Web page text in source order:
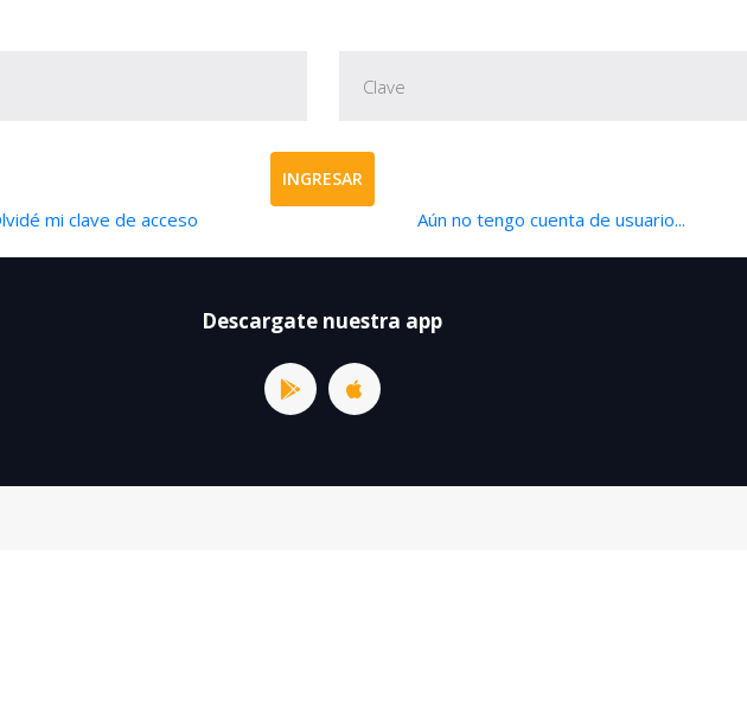
INGRESAR
mi clave de acceso Aún no tengo cuenta de usuario...
Descargate nuestra app